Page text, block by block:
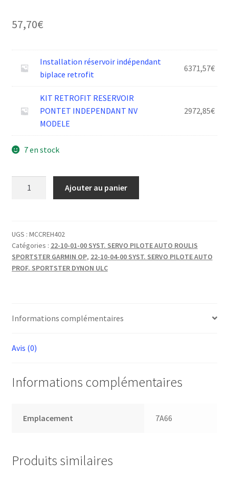
57,70€
Installation réservoir indépendant
biplace retrofit
6371,57€
KIT RETROFIT RESERVOIR
PONTET INDEPENDANT NV
MODELE
2972,85€
7 en stock
VERRE
L:280
Ajouter au panier
UGS : MCCREH402
Catégories : 22-10-01-00 SYST. SERVO PILOTE AUTO ROULIS
SPORTSTER GARMIN OP, 22-10-04-00 SYST. SERVO PILOTE AUTO
PROF. SPORTSTER DYNON ULC
Informations complémentaires
Avis (0)
Informations complémentaires
Emplacement 7A66
Produits similaires